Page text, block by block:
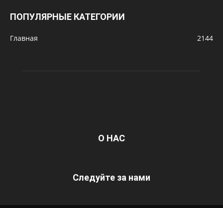
ПОПУЛЯРНЫЕ КАТЕГОРИИ
Главная 2144
О НАС
Следуйте за нами